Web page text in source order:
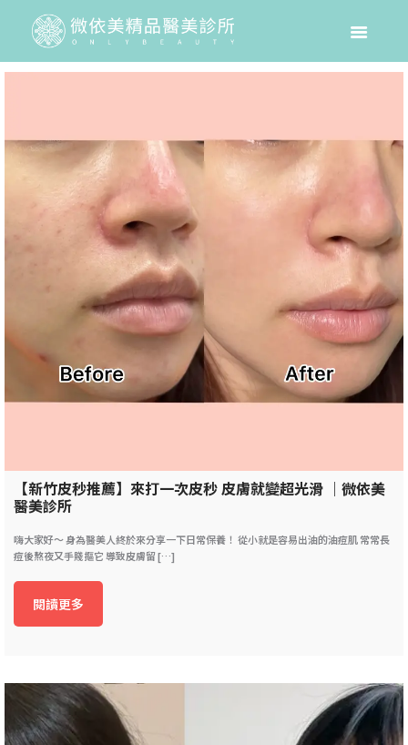
【新竹皮秒推薦】來打一次皮秒 皮膚就變超光滑 ｜微依美
醫美診所
嗨大家好～ 身為醫美人終於來分享一下日常保養！ 從小就是容易出油的油痘肌 常常長
痘後熬夜又手賤摳它 導致皮膚留 […]
閱讀更多